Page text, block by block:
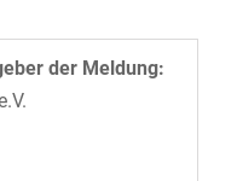
der Meldung: